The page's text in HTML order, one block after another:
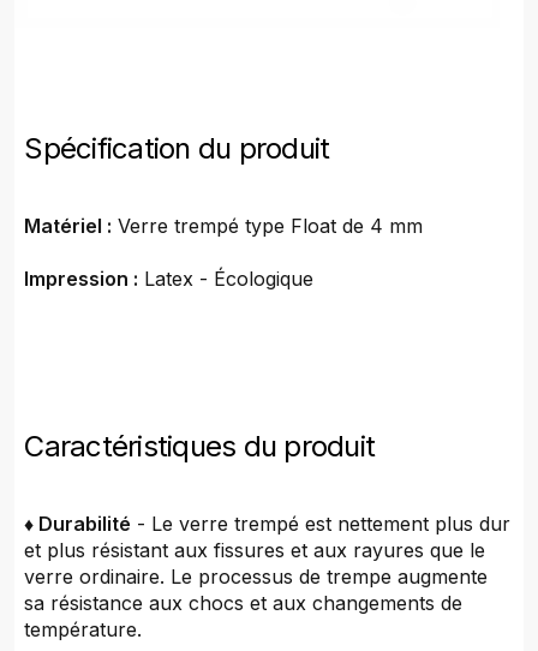
Spécification du produit
Matériel : Verre trempé type Float de 4 mm
Impression : Latex - Écologique
Caractéristiques du produit
♦ Durabilité - Le verre trempé est nettement plus dur
et plus résistant aux fissures et aux rayures que le
verre ordinaire. Le processus de trempe augmente
sa résistance aux chocs et aux changements de
température.